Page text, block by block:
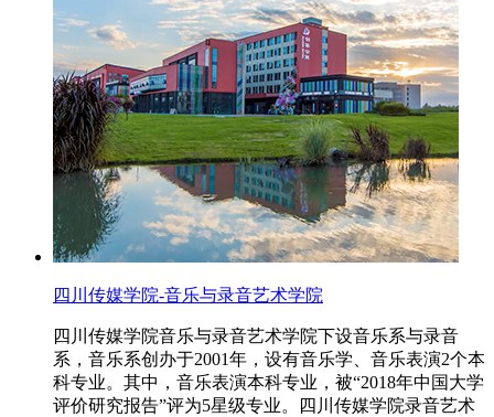
四川传媒学院-音乐与录音艺术学院
四川传媒学院音乐与录音艺术学院下设音乐系与录音
系，音乐系创办于2001年，设有音乐学、音乐表演2个本
科专业。其中，音乐表演本科专业，被“2018年中国大学
评价研究报告”评为5星级专业。四川传媒学院录音艺术